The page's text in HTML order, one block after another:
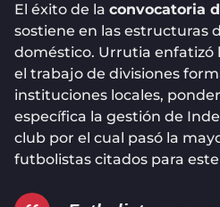
El éxito de la convocatoria
sostiene en las estructuras
doméstico. Urrutia enfatizó
el trabajo de divisiones
instituciones locales,
específica la gestión de
club por el cual pasó la
futbolistas citados para